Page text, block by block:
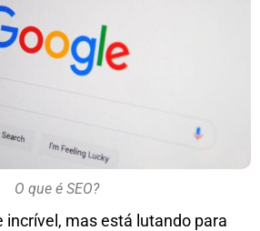
O que é SEO?
incrível, mas está lutando para